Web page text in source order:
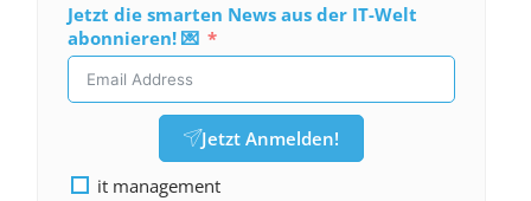
Jetzt die smarten News aus der IT-Welt
abonnieren! 💌
Jetzt Anmelden!
it management